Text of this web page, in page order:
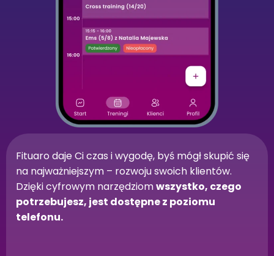
Fituaro daje Ci czas i wygodę, byś mógł skupić się
na najważniejszym – rozwoju swoich klientów.
Dzięki cyfrowym narzędziomwszystko, czego
potrzebujesz, jest dostępne z poziomu
telefonu.